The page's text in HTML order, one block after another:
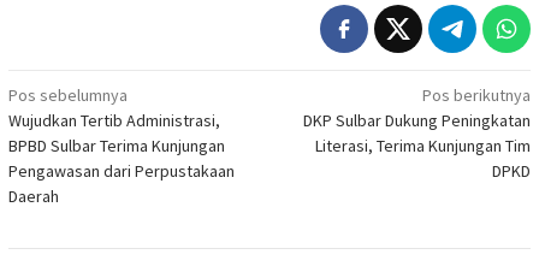
Navigasi
pos
Pos sebelumnya
Wujudkan Tertib Administrasi,
BPBD Sulbar Terima Kunjungan
Pengawasan dari Perpustakaan
Daerah
Pos berikutnya
DKP Sulbar Dukung Peningkatan
Literasi, Terima Kunjungan Tim
DPKD